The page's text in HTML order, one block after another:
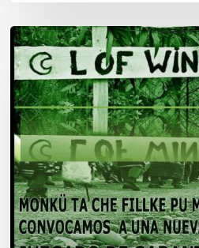
Lof
Winkül
Küsra
convoca
a
apoyar
audiencia
en